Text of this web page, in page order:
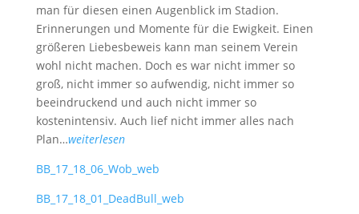
man für diesen einen Augenblick im Stadion.
Erinnerungen und Momente für die Ewigkeit. Einen
größeren Liebesbeweis kann man seinem Verein
wohl nicht machen. Doch es war nicht immer so
groß, nicht immer so aufwendig, nicht immer so
beeindruckend und auch nicht immer so
kostenintensiv. Auch lief nicht immer alles nach
Plan…weiterlesen
BB_17_18_06_Wob_web
BB_17_18_01_DeadBull_web